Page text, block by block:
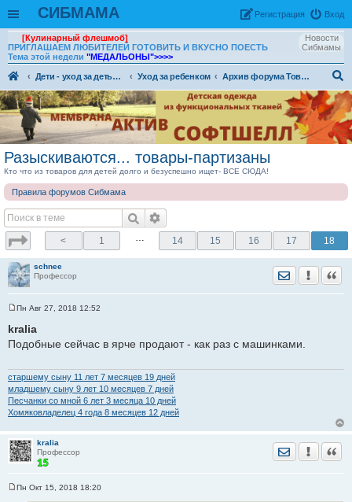
СИБМАМА Вход
Рeгиcтpaция
Новости
Сибмамы
[Кулинарный флешмоб]
ПРИГЛАШАЕМ ЛЮБИТЕЛЕЙ ГОТОВИТЬ И ВКУСНО ПОЕСТЬ
Тема этой недели "МЕДАЛЬОНЫ">>>>
Дети - уход за детьми, питание и воспитание детей. Уход за ребенком
Архив форума Товары для детей
ои
ск
Разыскиваются... товары-партизаны
Кто что из товаров для детей долго и безуспешно ищет- ВСЕ СЮДА!
Правила форумов Сибмама
< 1 … 14 15 16 17 18
schnee
Профессор
Отправить
о
б
н
и
е
Пн Авг 27, 2018 12:52
kralia
Подобные сейчас в ярче продают - как раз с машинками.
старшему сыну 11 лет 7 месяцев 19 дней
младшему сыну 9 лет 10 месяцев 7 дней
Песчанки со мной 6 лет 3 месяца 10 дней
Хомяковладелец 4 годa 8 месяцев 12 дней
kralia
Профессор
Отправить
Пн Окт 15, 2018 18:20